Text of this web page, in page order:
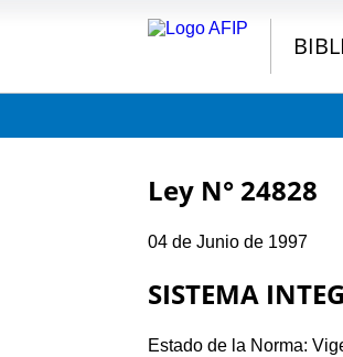
Ley N° 24828
04 de Junio de 1997
SISTEMA
Estado de la Norma: